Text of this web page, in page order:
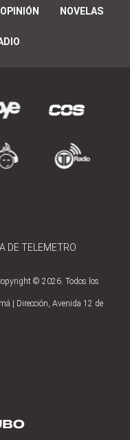
OPINIÓN NOVELAS
DE TELEMETRO
© 2026. Todos los
| Dirección, Avenida 12 de